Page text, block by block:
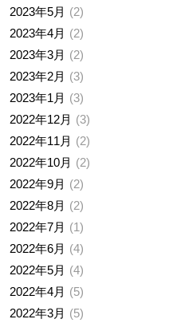
2023年5月
2
2023年4月
2
2023年3月
2
2023年2月
3
2023年1月
3
2022年12月
3
2022年11月
2
2022年10月
2
2022年9月
2
2022年8月
2
2022年7月
1
2022年6月
4
2022年5月
4
2022年4月
5
2022年3月
5